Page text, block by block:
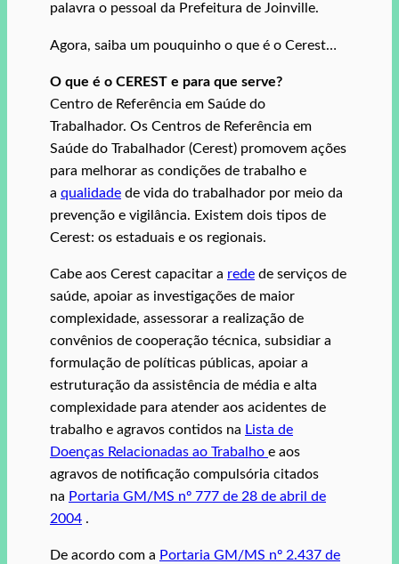
palavra o pessoal da Prefeitura de Joinville.
Agora, saiba um pouquinho o que é o Cerest…
O que é o CEREST e para que serve?
Centro de Referência em Saúde do
Trabalhador. Os Centros de Referência em
Saúde do Trabalhador (Cerest) promovem ações
para melhorar as condições de trabalho e
a qualidade de vida do trabalhador por meio da
prevenção e vigilância. Existem dois tipos de
Cerest: os estaduais e os regionais.
Cabe aos Cerest capacitar a rede de serviços de
saúde, apoiar as investigações de maior
complexidade, assessorar a realização de
convênios de cooperação técnica, subsidiar a
formulação de políticas públicas, apoiar a
estruturação da assistência de média e alta
complexidade para atender aos acidentes de
trabalho e agravos contidos na Lista de
Doenças Relacionadas ao Trabalho e aos
agravos de notificação compulsória citados
na Portaria GM/MS nº 777 de 28 de abril de
2004 .
De acordo com a Portaria GM/MS nº 2.437 de